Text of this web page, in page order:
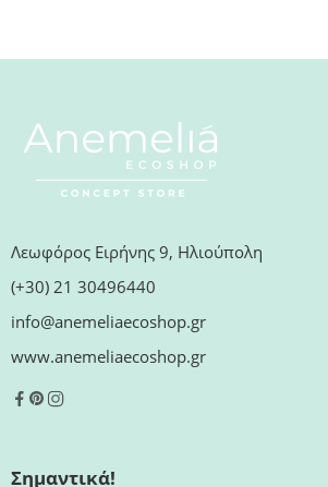
Λεωφόρος Ειρήνης 9, Ηλιούπολη
(+30) 21 30496440
info@anemeliaecoshop.gr
www.anemeliaecoshop.gr
Σημαντικά!